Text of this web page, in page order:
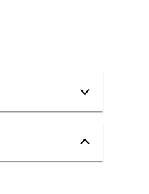
вентиляция